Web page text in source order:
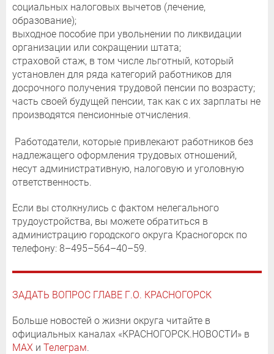
социальных налоговых вычетов (лечение,
образование);
выходное пособие при увольнении по ликвидации
организации или сокращении штата;
страховой стаж, в том числе льготный, который
установлен для ряда категорий работников для
досрочного получения трудовой пенсии по возрасту;
часть своей будущей пенсии, так как с их зарплаты не
производятся пенсионные отчисления.
Работодатели, которые привлекают работников без
надлежащего оформления трудовых отношений,
несут административную, налоговую и уголовную
ответственность.
Если вы столкнулись с фактом нелегального
трудоустройства, вы можете обратиться в
администрацию городского округа Красногорск по
телефону: 8–495–564–40–59.
ЗАДАТЬ ВОПРОС ГЛАВЕ Г.О. КРАСНОГОРСК
Больше новостей о жизни округа читайте в
официальных каналах «КРАСНОГОРСК.НОВОСТИ» в
MAX и Телеграм.